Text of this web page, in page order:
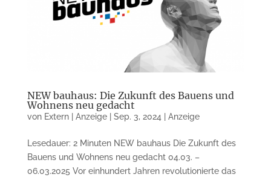
NEW bauhaus: Die Zukunft des Bauens und
Wohnens neu gedacht
von Extern | Anzeige| Sep. 3, 2024 Anzeige
Lesedauer: 2 Minuten NEW bauhaus Die Zukunft des
Bauens und Wohnens neu gedacht 04.03. –
06.03.2025 Vor einhundert Jahren revolutionierte das